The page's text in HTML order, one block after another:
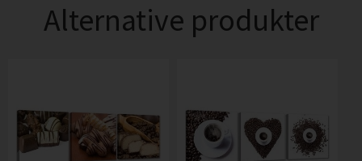
Alternative produkter